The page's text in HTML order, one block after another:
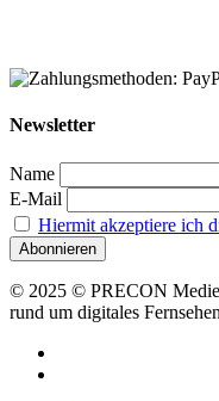
Newsletter
Name
E-Mail
Hiermit akzeptiere ich
© 2025 © PRECON
rund um digitales